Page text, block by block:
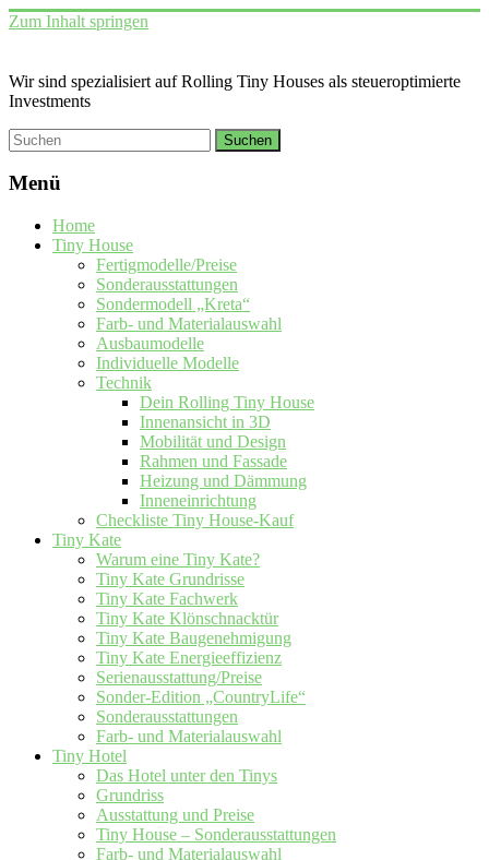
Zum Inhalt springen
Wir sind spezialisiert auf Rolling Tiny Houses als steueroptimierte
Investments
Menü
Home
Tiny House
Fertigmodelle/Preise
Sonderausstattungen
Sondermodell „Kreta“
Farb- und Materialauswahl
Ausbaumodelle
Individuelle Modelle
Technik
Dein Rolling Tiny House
Innenansicht in 3D
Mobilität und Design
Rahmen und Fassade
Heizung und Dämmung
Inneneinrichtung
Checkliste Tiny House-Kauf
Tiny Kate
Warum eine Tiny Kate?
Tiny Kate Grundrisse
Tiny Kate Fachwerk
Tiny Kate Klönschnacktür
Tiny Kate Baugenehmigung
Tiny Kate Energieeffizienz
Serienausstattung/Preise
Sonder-Edition „CountryLife“
Sonderausstattungen
Farb- und Materialauswahl
Tiny Hotel
Das Hotel unter den Tinys
Grundriss
Ausstattung und Preise
Tiny House – Sonderausstattungen
Farb- und Materialauswahl